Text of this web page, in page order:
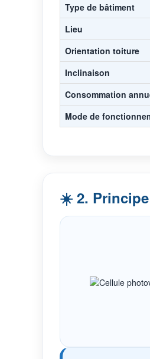
Type de bâtiment
Lieu
Orientation toiture
Inclinaison
Consommation
Mode de
☀️ 2.